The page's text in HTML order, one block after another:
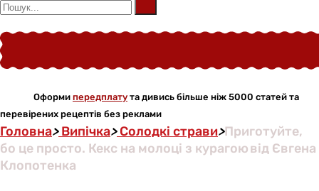
Оформи передплату та дивись більше ніж 5000 статей та
перевірених рецептів без реклами
Головна>Випічка>Солодкі страви>Приготуйте,
бо це просто. Кекс на молоці з курагою від Євгена
Клопотенка